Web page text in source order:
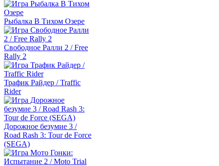
Рыбалка В Тихом Озере
Свободное Ралли 2 / Free
Rally 2
Трафик Райдер / Traffic
Rider
Дорожное безумие 3 /
Road Rash 3: Tour de Force
(SEGA)